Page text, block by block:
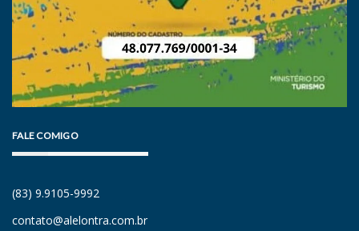
FALE COMIGO
(83) 9.9105-9992
contato@alelontra.com.br